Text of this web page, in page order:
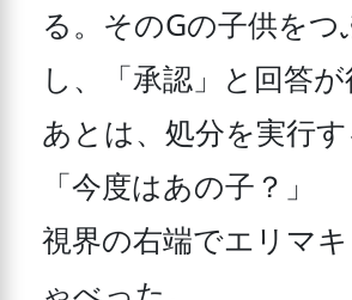
る。そのGの子供をつ
し、「承認」と回答が
あとは、処分を実行す
「今度はあの子？」
視界の右端でエリマ